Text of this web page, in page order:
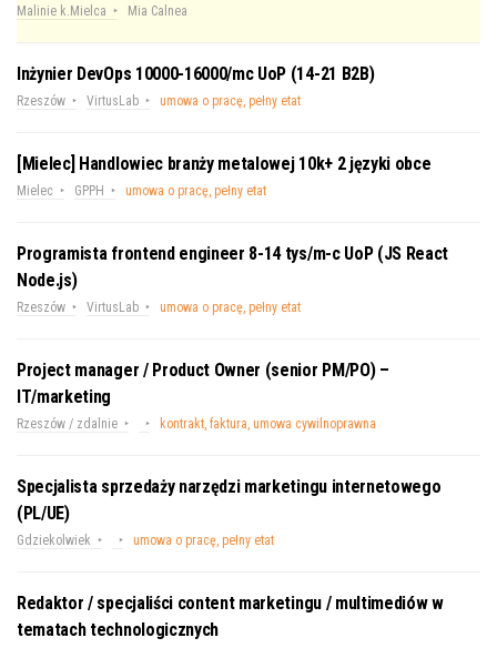
Malinie k.Mielca Mia Calnea
Inżynier DevOps 10000-16000/mc UoP (14-21 B2B)
Rzeszów VirtusLab umowa o pracę, pełny etat
[Mielec] Handlowiec branży metalowej 10k+ 2 języki obce
Mielec GPPH umowa o pracę, pełny etat
Programista frontend engineer 8-14 tys/m-c UoP (JS React
Node.js)
Rzeszów VirtusLab umowa o pracę, pełny etat
Project manager / Product Owner (senior PM/PO) –
IT/marketing
Rzeszów / zdalnie kontrakt, faktura, umowa cywilnoprawna
Specjalista sprzedaży narzędzi marketingu internetowego
(PL/UE)
Gdziekolwiek umowa o pracę, pełny etat
Redaktor / specjaliści content marketingu / multimediów w
tematach technologicznych